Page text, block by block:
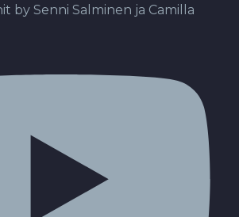
by Senni Salminen ja Camilla